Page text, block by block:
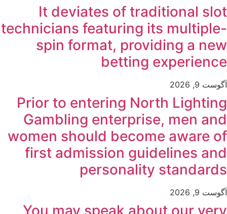
It deviates of traditional slot
technicians featuring its multiple-
spin format, providing a new
betting experience
آگوست 9, 2026
Prior to entering North Lighting
Gambling enterprise, men and
women should become aware of
first admission guidelines and
personality standards
آگوست 9, 2026